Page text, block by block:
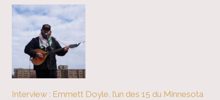
Interview : Emmett Doyle, l’un des 15 du Minnesota